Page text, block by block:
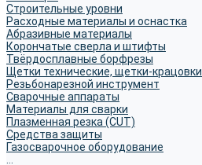
Строительные уровни
Расходные материалы и оснастка
Абразивные материалы
Корончатые сверла и штифты
Твёрдосплавные борфрезы
Щетки технические, щетки-крацовки
Резьбонарезной инструмент
Сварочные аппараты
Материалы для сварки
Плазменная резка (CUT)
Средства защиты
Газосварочное оборудование